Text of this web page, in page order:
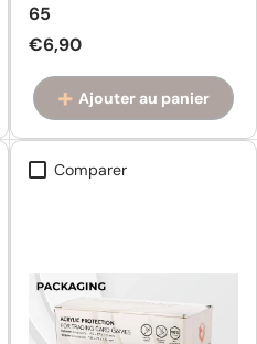
65
Prix habituel
€6,90
Ajouter au panier
Comparer